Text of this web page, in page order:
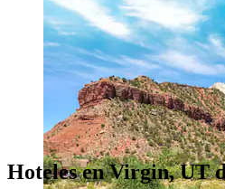
Hoteles en Virgin, UT